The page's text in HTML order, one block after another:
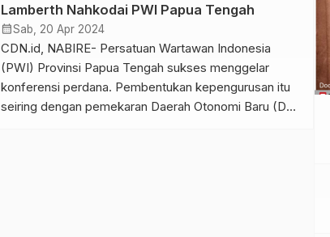
Lamberth Nahkodai PWI Papua Tengah
calendar_monthSab, 20 Apr 2024
CDN.id, NABIRE- Persatuan Wartawan Indonesia
(PWI) Provinsi Papua Tengah sukses menggelar
konferensi perdana. Pembentukan kepengurusan itu
seiring dengan pemekaran Daerah Otonomi Baru (DO)